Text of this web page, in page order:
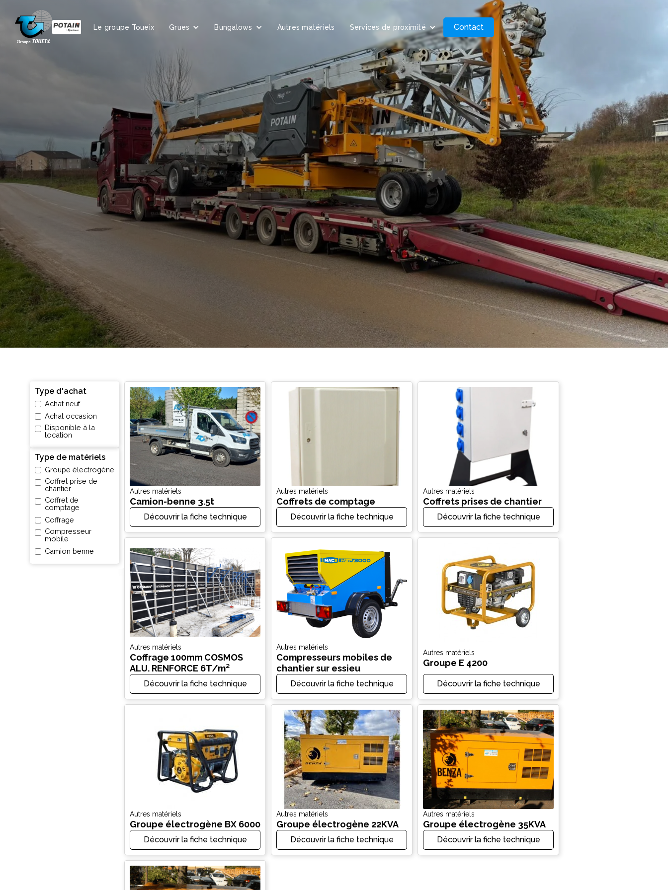
Le groupe Toueix Grues Bungalows Autres matériels Services de proximité Contact
Type d'achat
Achat neuf
Achat occasion
Disponible à la
location
Type de matériels
Groupe électrogène
Coffret prise de
chantier
Coffret de
comptage
Coffrage
Compresseur
mobile
Camion benne
Autres matériels
Camion-benne 3.5t
Découvrir la fiche technique
Autres matériels
Coffrets de comptage
Découvrir la fiche technique
Autres matériels
Coffrets prises de chantier
Découvrir la fiche technique
Autres matériels
Coffrage 100mm COSMOS
ALU. RENFORCE 6T/m²
Découvrir la fiche technique
Autres matériels
Compresseurs mobiles de
chantier sur essieu
Découvrir la fiche technique
Autres matériels
Groupe E 4200
Découvrir la fiche technique
Autres matériels
Groupe électrogène BX 6000
Découvrir la fiche technique
Autres matériels
Groupe électrogène 22KVA
Découvrir la fiche technique
Autres matériels
Groupe électrogène 35KVA
Découvrir la fiche technique